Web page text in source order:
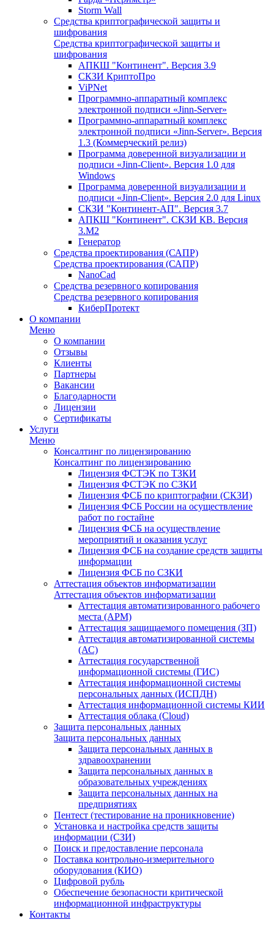
Storm Wall
Средства криптографической защиты и
шифрования
Средства криптографической защиты и
шифрования
АПКШ "Континент". Версия 3.9
СКЗИ КриптоПро
ViPNet
Программно-аппаратный комплекс
электронной подписи «Jinn-Server»
Программно-аппаратный комплекс
электронной подписи «Jinn-Server». Версия
1.3 (Коммерческий релиз)
Программа доверенной визуализации и
подписи «Jinn-Client». Версия 1.0 для
Windows
Программа доверенной визуализации и
подписи «Jinn-Client». Версия 2.0 для Linux
СКЗИ "Континент-АП". Версия 3.7
АПКШ "Континент". СКЗИ КВ. Версия
3.М2
Генератор
Средства проектирования (САПР)
Средства проектирования (САПР)
NanoCad
Средства резервного копирования
Средства резервного копирования
КиберПротект
О компании
Меню
О компании
Отзывы
Клиенты
Партнеры
Вакансии
Благодарности
Лицензии
Сертификаты
Услуги
Меню
Консалтинг по лицензированию
Консалтинг по лицензированию
Лицензия ФСТЭК по ТЗКИ
Лицензия ФСТЭК по СЗКИ
Лицензия ФСБ по криптографии (СКЗИ)
Лицензия ФСБ России на осуществление
работ по гостайне
Лицензия ФСБ на осуществление
мероприятий и оказания услуг
Лицензия ФСБ на создание средств защиты
информации
Лицензия ФСБ по СЗКИ
Аттестация объектов информатизации
Аттестация объектов информатизации
Аттестация автоматизированного рабочего
места (АРМ)
Аттестация защищаемого помещения (ЗП)
Аттестация автоматизированной системы
(АС)
Аттестация государственной
информационной системы (ГИС)
Аттестация информационной системы
персональных данных (ИСПДН)
Аттестация информационной системы КИИ
Аттестация облака (Cloud)
Защита персональных данных
Защита персональных данных
Защита персональных данных в
здравоохранении
Защита персональных данных в
образовательных учреждениях
Защита персональных данных на
предприятиях
Пентест (тестирование на проникновение)
Установка и настройка средств защиты
информации (СЗИ)
Поиск и предоставление персонала
Поставка контрольно-измерительного
оборудования (КИО)
Цифровой рубль
Обеспечение безопасности критической
информационной инфраструктуры
Контакты